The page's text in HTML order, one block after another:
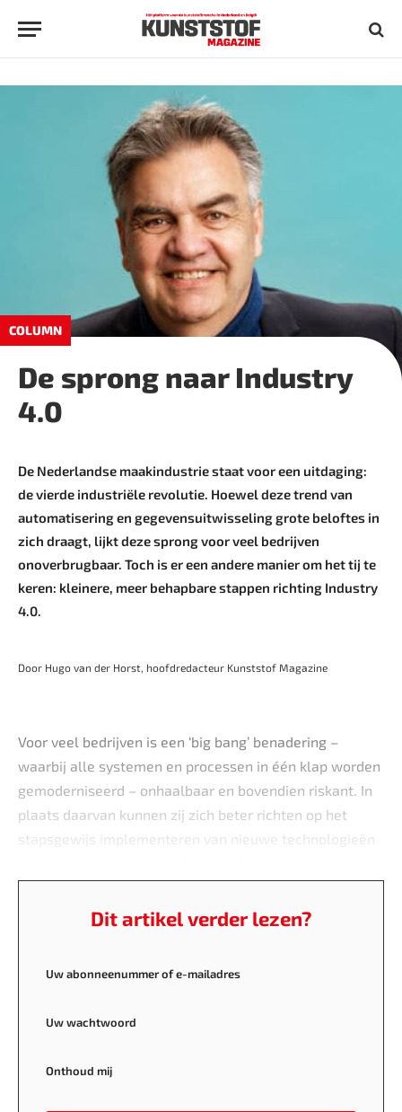
COLUMN
De sprong naar Industry
4.0
De Nederlandse maakindustrie staat voor een uitdaging:
de vierde industriële revolutie. Hoewel deze trend van
automatisering en gegevensuitwisseling grote beloftes in
zich draagt, lijkt deze sprong voor veel bedrijven
onoverbrugbaar. Toch is er een andere manier om het tij te
keren: kleinere, meer behapbare stappen richting Industry
4.0.
Door Hugo van der Horst, hoofdredacteur Kunststof Magazine
Voor veel bedrijven is een ‘big bang’ benadering –
waarbij alle systemen en processen in één klap worden
gemoderniseerd – onhaalbaar en bovendien riskant. In
plaats daarvan kunnen zij zich beter richten op het
stapsgewijs implementeren van nieuwe technologieën
Dit artikel verder lezen?
Uw abonneenummer of e-mailadres
Uw wachtwoord
Onthoud mij